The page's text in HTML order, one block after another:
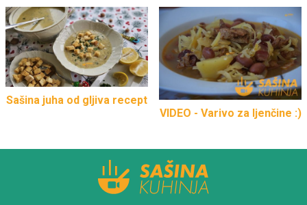
Sašina juha od gljiva recept
VIDEO - Varivo za ljenčine :)